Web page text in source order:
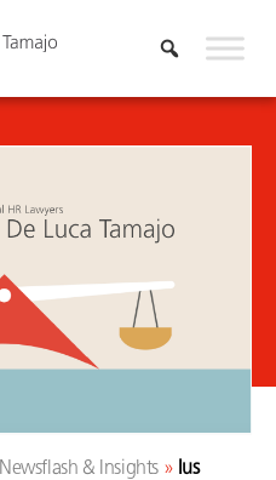
Newsflash & Insights » Ius